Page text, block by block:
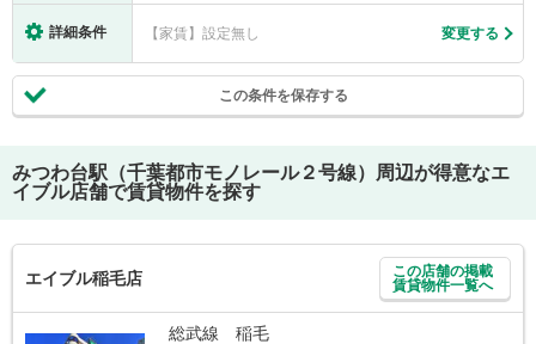
詳細条件 【家賃】設定無し 変更する
この条件を保存する
みつわ台駅（千葉都市モノレール２号線）
周辺が得意なエ
イブル店舗で賃貸物件を探す
エイブル稲毛店
この店舗の掲載
賃貸物件一覧へ
総武線 稲毛